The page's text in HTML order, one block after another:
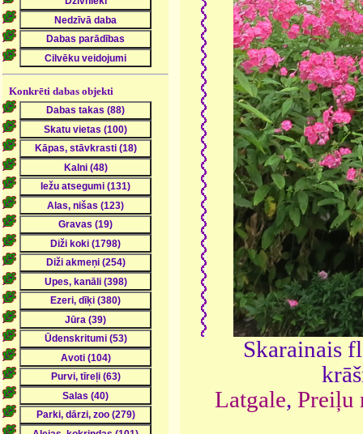
Konkrēti dabas objekti
Skarainais
Latgale, Preiļu